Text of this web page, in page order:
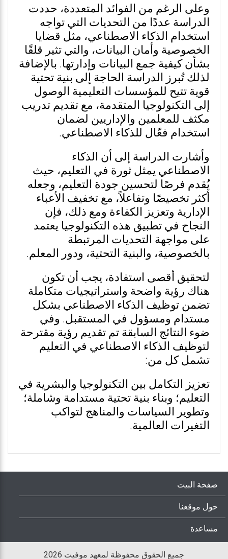
وعلى الرغم من الفوائد المتعددة، حددت
الدراسة عددًا من التحديات التي تواجه
استخدام الذكاء الاصطناعي، مثل قضايا
الخصوصية وأمان البيانات، والتي تثير قلقًا
بشأن كيفية جمع البيانات وإدارتها. بالإضافة
لذلك تُبرز الدراسة الحاجة إلى بنية تحتية
قوية تتيح للمؤسسات التعليمية الوصول
إلى التكنولوجيا المتقدمة، مع تقديم تدريب
مكثف للمعلمين والإداريين لضمان
استخدام فعّال للذكاء الاصطناعي.
وأشارت الدراسة إلى أن الذكاء
الاصطناعي يمثل ثورة في التعليم، حيث
يُقدم فرصًا لتحسين جودة التعليم، وجعله
أكثر تخصيصًا وتفاعلاً، مع تخفيف الأعباء
الإدارية وتعزيز الكفاءة ومع ذلك، فإن
النجاح في تطبيق هذه التكنولوجيا يعتمد
على مواجهة التحديات المرتبطة
بالخصوصية، والبنية التحتية، ودور المعلم.
لتحقيق أقصى استفادة، يجب أن تكون
هناك رؤية واضحة واستراتيجيات متكاملة
تضمن توظيف الذكاء الاصطناعي بشكل
مستدام ومسؤول في المستقبل. وفي
ضوء النتائج السابقة تم تقديم رؤية مقترحة
لتوظيف الذكاء الاصطناعي في التعليم
تشمل كل من:
تعزيز التكامل بين التكنولوجيا والبشرية في
التعليم؛ وبناء بنية تحتية مستدامة وشاملة؛
وتطوير السياسات والمناهج لتواكب
التغيرات العالمية.
صفحة البيت
حول موقعنا
مساعدة
جميع الحقوق محفوظة لمعهد موفيت 2026